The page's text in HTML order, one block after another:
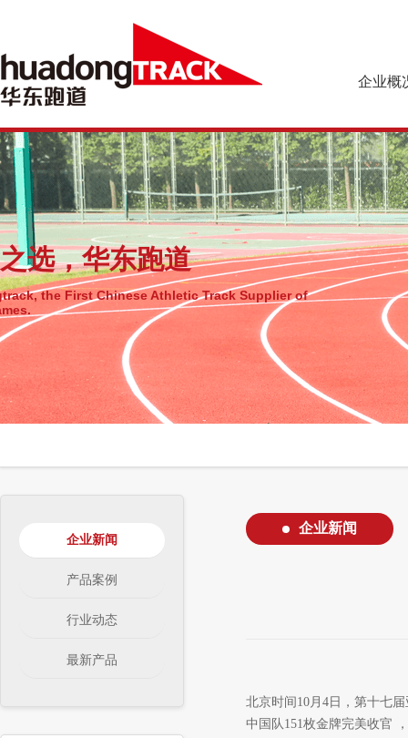
企业概
企业简介
企业文化
组织机构
资质荣誉
预制型橡胶
乐踏球场系
选，华东跑道
the First Chinese Athletic Track Supplier of
企业新闻
产品案例
行业动态
最新产品
企业新闻
北京时间 10月 4 日，第十七
中国队151枚金牌完美收官